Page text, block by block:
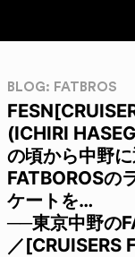
BLOG: FATBROS
(ICHIRI
の頃から中野
FATBOROSの
ケートを…
──東京中野の
／[CRUISERS